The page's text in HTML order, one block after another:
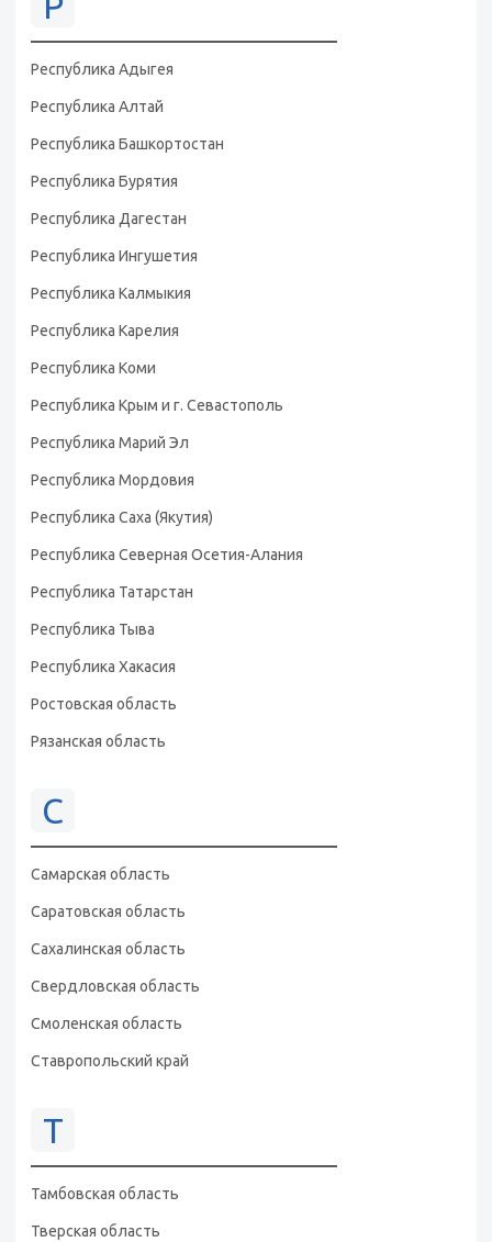
Республика Адыгея
Республика Алтай
Республика Башкортостан
Республика Бурятия
Республика Дагестан
Республика Ингушетия
Республика Калмыкия
Республика Карелия
Республика Коми
Республика Крым и г. Севастополь
Республика Марий Эл
Республика Мордовия
Республика Саха (Якутия)
Республика Северная Осетия-Алания
Республика Татарстан
Республика Тыва
Республика Хакасия
Ростовская область
Рязанская область
С
Самарская область
Саратовская область
Сахалинская область
Свердловская область
Смоленская область
Ставропольский край
Т
Тамбовская область
Тверская область